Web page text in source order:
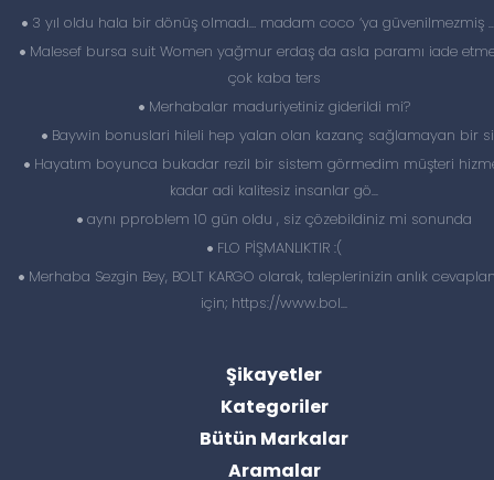
3 yıl oldu hala bir dönüş olmadı… madam coco ‘ya güvenilmezmiş
Malesef bursa suit Women yağmur erdaş da asla paramı iade
çok kaba ters
Merhabalar maduriyetiniz giderildi mi?
Baywin bonuslari hileli hep yalan olan kazanç sağlamayan bir
Hayatım boyunca bukadar rezil bir sistem görmedim müşteri
kadar adi kalitesiz insanlar gö...
aynı pproblem 10 gün oldu , siz çözebildiniz mi sonunda
FLO PİŞMANLIKTIR :(
Merhaba Sezgin Bey, BOLT KARGO olarak, taleplerinizin anlık
için; https://www.bol...
Şikayetler
Kategoriler
Bütün Markalar
Aramalar